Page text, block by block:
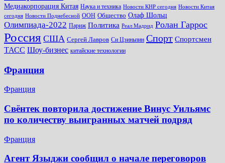
Медиакорпорация Китая Наука и техника Новости КНР сегодня Новости Китая
сегодня Новости Поднебесной ООН Общество Олаф Шольц
Олимпиада-2022 Париж Политика Реал Мадрид Ролан Гаррос
Россия США Сергей Лавров Си Цзиньпин Спорт Спортсмен
ТАСС Шоу-бизнес китайские технологии
Франция
Франция
Свёнтек повторила достижение Винус Уильямс
по количеству выигранных матчей подряд
Франция
Агент Языджи сообщил о начале переговоров